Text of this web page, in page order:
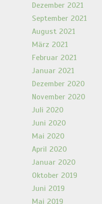
Dezember 2021
September 2021
August 2021
März 2021
Februar 2021
Januar 2021
Dezember 2020
November 2020
Juli 2020
Juni 2020
Mai 2020
April 2020
Januar 2020
Oktober 2019
Juni 2019
Mai 2019